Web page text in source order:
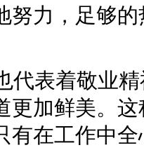
努力，足够
代表着敬业
更加鲜美。
有在工作中